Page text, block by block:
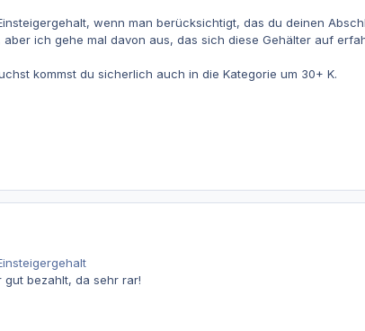
wenn man berücksichtigt, das du deinen
ich gehe mal davon aus, das sich diese Gehälter auf
kommst du sicherlich auch in die Kategorie um 30+ K.
gut bezahlt, da sehr rar!